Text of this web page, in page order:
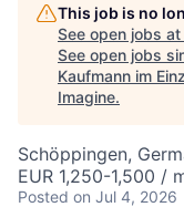
This job is no
See open jobs at
See open jobs
Kaufmann im
Imagine.
Schöppingen,
EUR 1,250-1,500 /
Posted on Jul 4, 2026